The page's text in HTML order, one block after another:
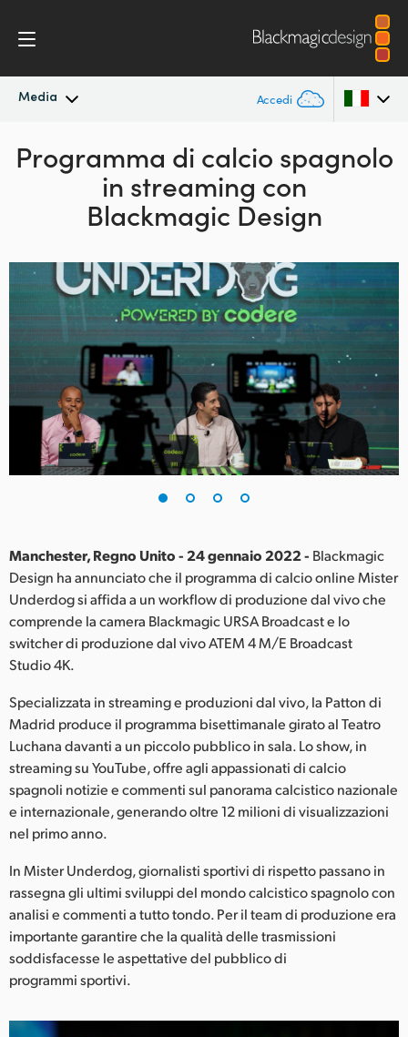
Media Accedi
In primo piano
Australia
Austria
Brazil
Canada
China
Denmark
Finland
France
India
Italia
Korea
Mexico
Malaysia
Netherlands
Norway
Poland
Portugal
Programma di calcio spagnolo
in streaming con
Blackmagic Design
Manchester, Regno Unito - 24 gennaio 2022 - Blackmagic
Design ha annunciato che il programma di calcio online Mister
Underdog si affida a un workflow di produzione dal vivo che
comprende la camera Blackmagic URSA Broadcast e lo
switcher di produzione dal vivo ATEM 4 M/E Broadcast
Studio 4K.
Specializzata in streaming e produzioni dal vivo, la Patton di
Madrid produce il programma bisettimanale girato al Teatro
Luchana davanti a un piccolo pubblico in sala. Lo show, in
streaming su YouTube, offre agli appassionati di calcio
spagnoli notizie e commenti sul panorama calcistico nazionale
e internazionale, generando oltre 12 milioni di visualizzazioni
nel primo anno.
In Mister Underdog, giornalisti sportivi di rispetto passano in
rassegna gli ultimi sviluppi del mondo calcistico spagnolo con
analisi e commenti a tutto tondo. Per il team di produzione era
importante garantire che la qualità delle trasmissioni
soddisfacesse le aspettative del pubblico di
programmi sportivi.